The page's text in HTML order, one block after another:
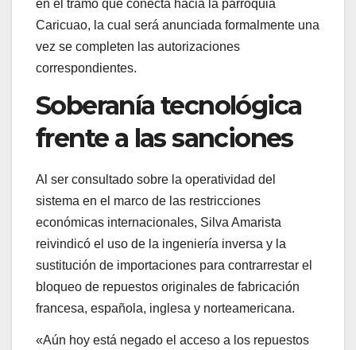
en el tramo que conecta hacia la parroquia
Caricuao, la cual será anunciada formalmente una
vez se completen las autorizaciones
correspondientes.
Soberanía tecnológica
frente a las sanciones
Al ser consultado sobre la operatividad del
sistema en el marco de las restricciones
económicas internacionales, Silva Amarista
reivindicó el uso de la ingeniería inversa y la
sustitución de importaciones para contrarrestar el
bloqueo de repuestos originales de fabricación
francesa, española, inglesa y norteamericana.
«Aún hoy está negado el acceso a los repuestos